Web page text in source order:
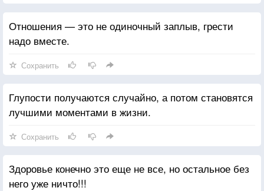
Отношения — это не одиночный заплыв, грести
надо вместе.
Сохранить
Глупости получаются случайно, а потом становятся
лучшими моментами в жизни.
Сохранить
Здоровье конечно это еще не все, но остальное без
него уже ничто!!!